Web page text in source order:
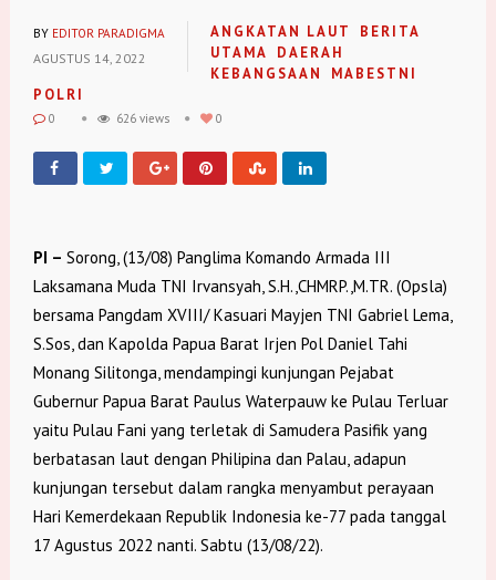
BY EDITOR PARADIGMA
AGUSTUS 14, 2022
ANGKATAN LAUT
BERITA
UTAMA
DAERAH
KEBANGSAAN
MABESTNI
POLRI
0 626 views 0
PI – Sorong, (13/08) Panglima Komando Armada III
Laksamana Muda TNI Irvansyah, S.H.,CHMRP.,M.TR. (Opsla)
bersama Pangdam XVIII/ Kasuari Mayjen TNI Gabriel Lema,
S.Sos, dan Kapolda Papua Barat Irjen Pol Daniel Tahi
Monang Silitonga, mendampingi kunjungan Pejabat
Gubernur Papua Barat Paulus Waterpauw ke Pulau Terluar
yaitu Pulau Fani yang terletak di Samudera Pasifik yang
berbatasan laut dengan Philipina dan Palau, adapun
kunjungan tersebut dalam rangka menyambut perayaan
Hari Kemerdekaan Republik Indonesia ke-77 pada tanggal
17 Agustus 2022 nanti. Sabtu (13/08/22).